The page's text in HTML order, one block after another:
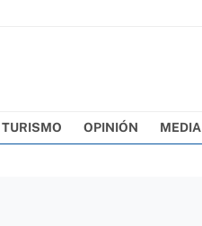
TURISMO OPINIÓN MEDIA